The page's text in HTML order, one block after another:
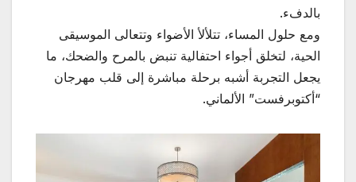
بالدفء.
ومع حلول المساء، تتلألأ الأضواء وتتعالى الموسيقى
الحية، لتخلق أجواء احتفالية تنبض بالمرح والضحك، ما
يجعل التجربة أشبه برحلة مباشرة إلى قلب مهرجان
“أكتوبرفست” الألماني.